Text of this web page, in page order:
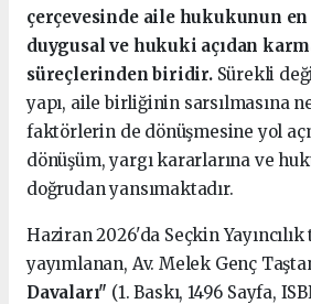
çerçevesinde aile hukukunun
duygusal ve hukuki açıdan
süreçlerinden biridir.Sürekli
yapı, aile birliğinin sarsılmasına
faktörlerin de dönüşmesine yol
dönüşüm, yargı kararlarına ve
doğrudan yansımaktadır.
Haziran 2026'da Seçkin
yayımlanan, Av. Melek Genç
Davaları" (1. Baskı, 1496 Sayfa,